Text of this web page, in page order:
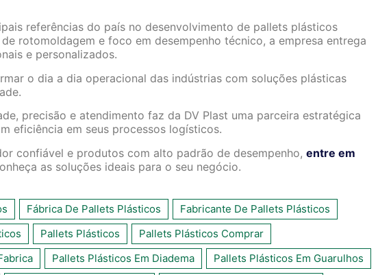
referências do país no desenvolvimento de pallets plásticos
rotomoldagem e foco em desempenho técnico, a empresa entrega
e personalizados.
o dia a dia operacional das indústrias com soluções plásticas
precisão e atendimento faz da DV Plast uma parceira estratégica
eficiência em seus processos logísticos.
confiável e produtos com alto padrão de desempenho, entre em
as soluções ideais para o seu negócio.
Fábrica De Pallets Plásticos
Fabricante De Pallets Plásticos
Pallets Plásticos
Pallets Plásticos Comprar
Pallets Plásticos Em Diadema
Pallets Plásticos Em Guarulhos